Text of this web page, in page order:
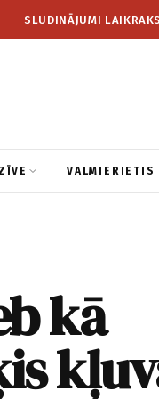
SLUDINĀJUMI
VALMIERIETIS
kā